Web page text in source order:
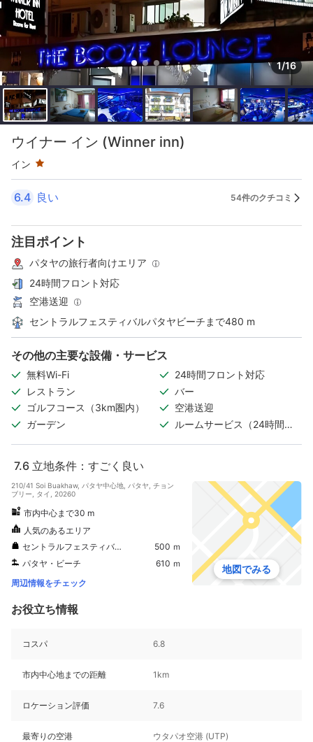
1/16
ウイナー イン (Winner inn)
イン
星評価 1つ星
6.4 良い 54件のクチコミ
注目ポイント
パタヤの旅行者向けエリア
24時間フロント対応
空港送迎
セントラルフェスティバルパタヤビーチまで480 m
その他の主要な設備・サービス
無料Wi-Fi
24時間フロント対応
レストラン
バー
ゴルフコース（3km圏内）
空港送迎
ガーデン
ルームサービス（24時間対
7.6 立地条件：すごく良い
210/41 Soi Buakhaw, パタヤ中心地, パタヤ, チョン
ブリー, タイ, 20260
市内中心まで30 m
人気のあるエリア
セントラルフェスティバルパタヤビーチ
500 ｍ
パタヤ・ビーチ
610 ｍ
周辺情報をチェック
地図でみる
お役立ち情報
コスパ 6.8
市内中心地までの距離 1km
ロケーション評価 7.6
最寄りの空港 ウタパオ空港 (UTP)